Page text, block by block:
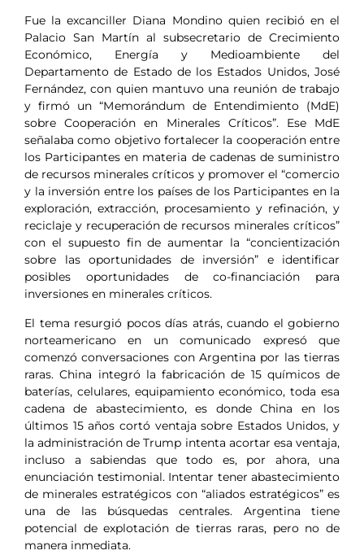
Fue la excanciller Diana Mondino quien recibió en el
Palacio San Martín al subsecretario de Crecimiento
Económico, Energía y Medioambiente del
Departamento de Estado de los Estados Unidos, José
Fernández, con quien mantuvo una reunión de trabajo
y firmó un “Memorándum de Entendimiento (MdE)
sobre Cooperación en Minerales Críticos”. Ese MdE
señalaba como objetivo fortalecer la cooperación entre
los Participantes en materia de cadenas de suministro
de recursos minerales críticos y promover el “comercio
y la inversión entre los países de los Participantes en la
exploración, extracción, procesamiento y refinación, y
reciclaje y recuperación de recursos minerales críticos”
con el supuesto fin de aumentar la “concientización
sobre las oportunidades de inversión” e identificar
posibles oportunidades de co-financiación para
inversiones en minerales críticos.
El tema resurgió pocos días atrás, cuando el gobierno
norteamericano en un comunicado expresó que
comenzó conversaciones con Argentina por las tierras
raras. China integró la fabricación de 15 químicos de
baterías, celulares, equipamiento económico, toda esa
cadena de abastecimiento, es donde China en los
últimos 15 años cortó ventaja sobre Estados Unidos, y
la administración de Trump intenta acortar esa ventaja,
incluso a sabiendas que todo es, por ahora, una
enunciación testimonial. Intentar tener abastecimiento
de minerales estratégicos con “aliados estratégicos” es
una de las búsquedas centrales. Argentina tiene
potencial de explotación de tierras raras, pero no de
manera inmediata.